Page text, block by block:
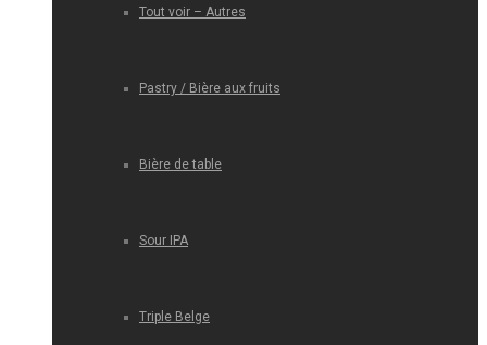
Tout voir – Autres
Pastry / Bière aux fruits
Bière de table
Sour IPA
Triple Belge